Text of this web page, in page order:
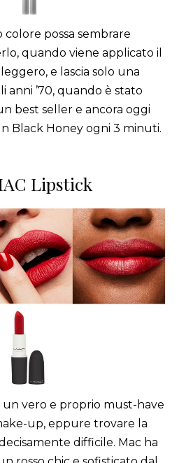
possa sembrare
quando viene applicato il
e lascia solo una
anni ’70, quando è stato
best seller e ancora oggi
Black Honey ogni 3 minuti.
Lipstick
un vero e proprio must-have
up, eppure trovare la
difficile. Mac ha